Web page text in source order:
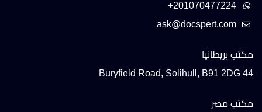
+201070477224
مكتب بريطانيا
44 Buryfield Road, Solihull, B91 2DG
مكتب مصر